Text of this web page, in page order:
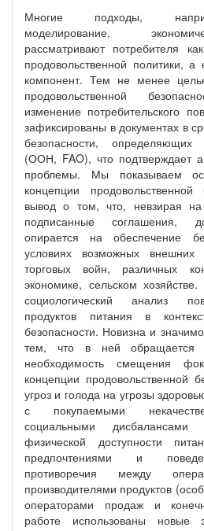
Многие подходы,
моделирование,
рассматривают потребителя
продовольственной политики,
компонент. Тем не менее
продовольственной
изменение потребительского
зафиксированы в документах в
безопасности, определяющих
(ООН, FAO), что подтверждает
проблемы. Мы показываем
концепции
вывод о том, что, невзирая
подписанные соглашения,
опирается на обеспечение
условиях возможных внешних
торговых войн, различных
экономике, сельском
социологический анализ
продуктов питания в
безопасности. Новизна и
тем, что в ней обращается
необходимость смещения
концепции продовольственной
угроз и голода на угрозы
с покупаемыми
социальными
физической доступности
предпочтениями и
противоречия между
производителями продуктов
операторами продаж и
работе использованы новые